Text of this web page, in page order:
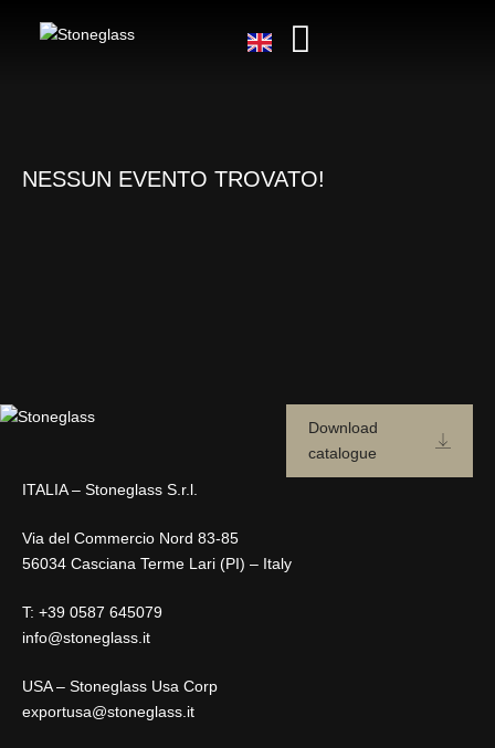
NESSUN EVENTO TROVATO!
Download
catalogue
ITALIA – Stoneglass S.r.l.
Via del Commercio Nord 83-85
56034 Casciana Terme Lari (PI) – Italy
T: +39 0587 645079
info@stoneglass.it
USA – Stoneglass Usa Corp
exportusa@stoneglass.it